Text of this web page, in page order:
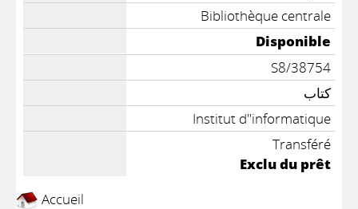
Bibliothèque centrale
Disponible
S8/38754
كتاب
Institut d''informatique
Transféré
Exclu du prêt
Accueil